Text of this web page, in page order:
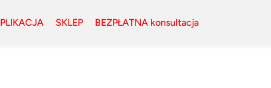
SKLEP BEZPŁATNA konsultacja